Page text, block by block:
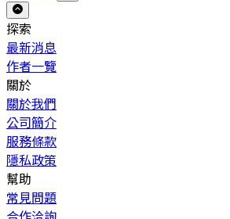
探索
最新消息
作者一覽
關於
關於我們
公司簡介
服務條款
隱私政策
幫助
常見問題